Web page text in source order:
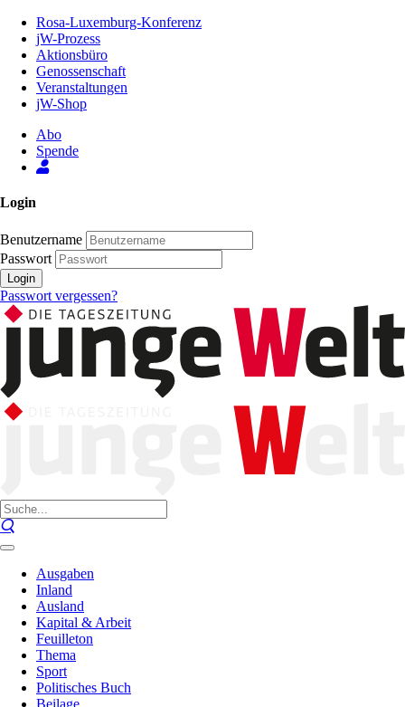
Inhalt
Seite
Rosa-Luxemburg-Konferenz
jW-Prozess
Aktionsbüro
Genossenschaft
Veranstaltungen
jW-Shop
Abo
Spende
Login
Benutzername
Passwort
Login
Passwort vergessen?
Ausgaben
Inland
Ausland
Kapital & Arbeit
Feuilleton
Thema
Sport
Politisches Buch
Beilage